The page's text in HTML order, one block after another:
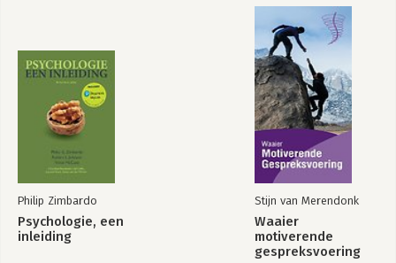
Philip Zimbardo
Psychologie, een
inleiding
Stijn van Merendonk
Waaier
motiverende
gespreksvoering